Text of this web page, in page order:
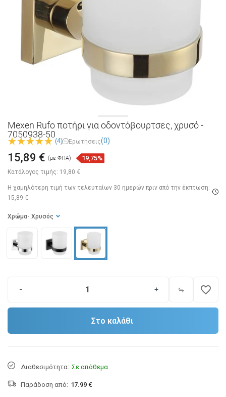
Mexen Rufo ποτήρι για οδοντόβουρτσες, χρυσό -
7050938-50
(4) Ερωτήσεις(0)
Κατάλογος τιμής: 19,80 €
15,89 € (με ΦΠΑ) 19,75%
Η χαμηλότερη τιμή των τελευταίων 30 ημερών πριν από την έκπτωση:
15,89 €
Χρώμα - Χρυσός
- + favorite_border
Στο καλάθι
Διαθεσιμότητα: Σε απόθεμα
Παράδοση από: 17.99 €